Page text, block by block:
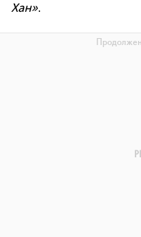
Хан».